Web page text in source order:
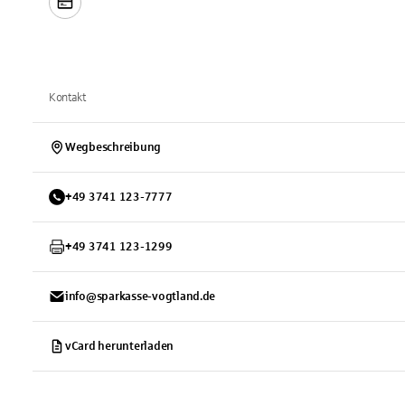
Kontakt
Wegbeschreibung
+49 3741 123-7777
+49 3741 123-1299
info@sparkasse-vogtland.de
vCard herunterladen